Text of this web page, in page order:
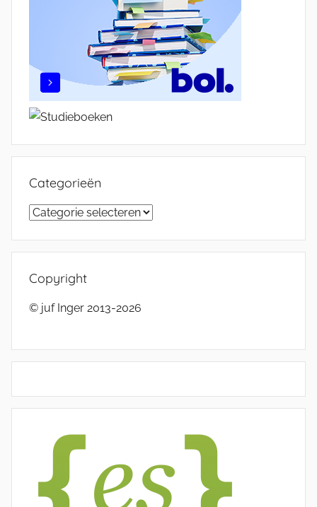
Categorieën
Categorieën
Copyright
© juf Inger 2013-2026